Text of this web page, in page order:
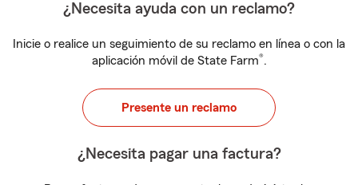
¿Necesita ayuda con un reclamo?
Inicie o realice un seguimiento de su reclamo en línea o con la
aplicación móvil de State Farm®.
Presente un reclamo
¿Necesita pagar una factura?